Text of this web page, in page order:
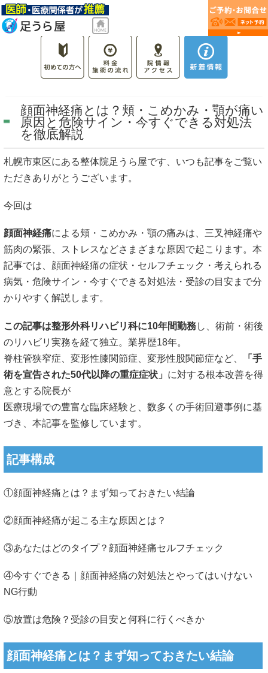
顔面神経痛とは？頬・こめかみ・顎が痛い
原因と危険サイン・今すぐできる対処法
を徹底解説
札幌市東区にある整体院足うら屋です、いつも記事をご覧い
ただきありがとうございます。
今回は
顔面神経痛による頬・こめかみ・顎の痛みは、三叉神経痛や
筋肉の緊張、ストレスなどさまざまな原因で起こります。本
記事では、顔面神経痛の症状・セルフチェック・考えられる
病気・危険サイン・今すぐできる対処法・受診の目安まで分
かりやすく解説します。
この記事は整形外科リハビリ科に10年間勤務し、術前・ 術後
のリハビリ実務を経て独立。業界歴18年。
脊柱管狭窄症、変形性膝関節症、変形性股関節症など、
「 手
術を宣告された50代以降の重症症状」 に対する根本改善を得
意とする院長が
医療現場での豊富な臨床経験と、数多くの手術回避事例に基
づき、 本記事を監修しています。
記事構成
①顔面神経痛とは？まず知っておきたい結論
②顔面神経痛が起こる主な原因とは？
③あなたはどのタイプ？顔面神経痛セルフチェック
④今すぐできる｜顔面神経痛の対処法とやってはいけない
NG行動
⑤放置は危険？受診の目安と何科に行くべきか
顔面神経痛とは？まず知っておきたい結論